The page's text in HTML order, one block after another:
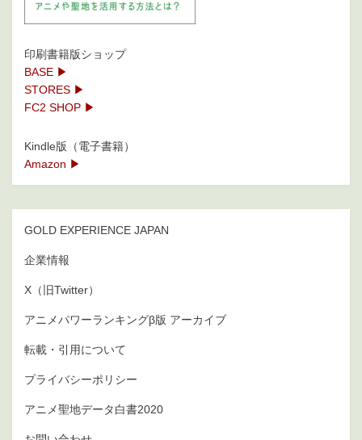
印刷書籍版ショップ
BASE ▶
STORES ▶
FC2 SHOP ▶
Kindle版（電子書籍）
Amazon ▶
GOLD EXPERIENCE JAPAN
企業情報
X（旧Twitter）
アニメパワーランキングβ版 アーカイブ
転載・引用について
プライバシーポリシー
アニメ聖地データ白書2020